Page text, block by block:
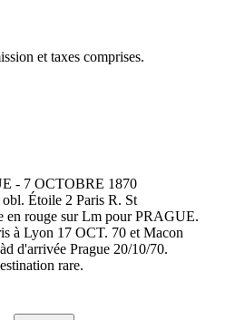
et taxes comprises.
- 7 OCTOBRE 1870
Étoile 2 Paris R. St
en rouge sur Lm pour PRAGUE.
à Lyon 17 OCT. 70 et Macon
d'arrivée Prague 20/10/70.
rare.